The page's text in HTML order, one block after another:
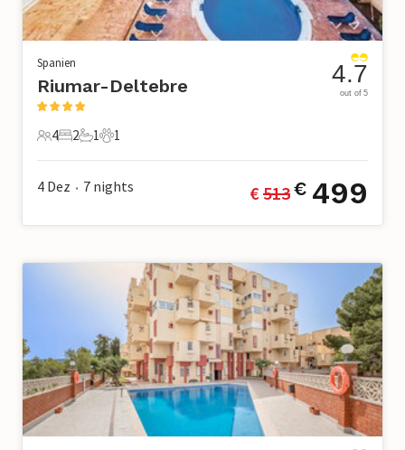
Spanien
Riumar-Deltebre
4 Gäste
4
2 Schlafzimmer
2
1 Badezimmer
1
1 Haustier
1
4.7
out of 5
4 Dez • 7 nights € 513€ 499